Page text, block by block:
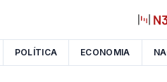
POLÍTICA ECONOMIA